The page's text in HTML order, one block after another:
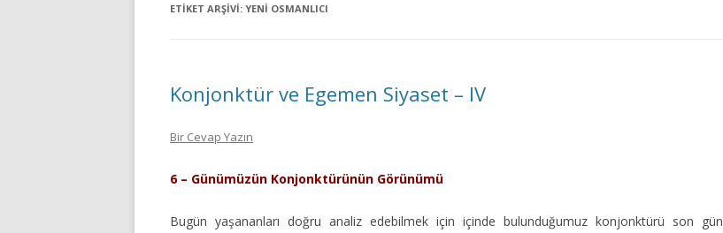
PUBLICATION GROUP
ETIKET ARŞIVI: YENI OSMANLICI
Konjonktür ve Egemen Siyaset – IV
Bir Cevap Yazın
6 – Günümüzün Konjonktürünün Görünümü
Bugün yaşananları doğru analiz edebilmek için içinde bulunduğumuz konjonktürü son gün